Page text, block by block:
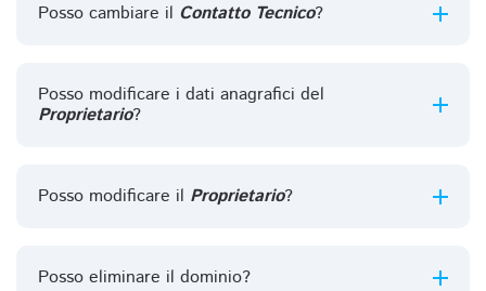
Posso cambiare il Contatto Tecnico?
Posso modificare i dati anagrafici del
Proprietario?
Posso modificare il Proprietario?
Posso eliminare il dominio?